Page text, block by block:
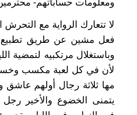
ومعلومات حساباتهم-
لا تتعارك الرواية مع التحرش
فعل مشين عن طريق تطبيع
وباستغلال مرتكبيه لتمضية
لأن في كل لعبة مكسب
مها ثلاثة رجال أولهم عاشق
يتمنى الخضوع والأخير